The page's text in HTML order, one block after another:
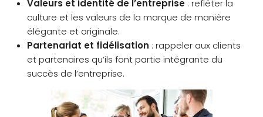
Valeurs et identité de l’entreprise : refléter la
culture et les valeurs de la marque de manière
élégante et originale.
Partenariat et fidélisation : rappeler aux clients
et partenaires qu’ils font partie intégrante du
succès de l’entreprise.